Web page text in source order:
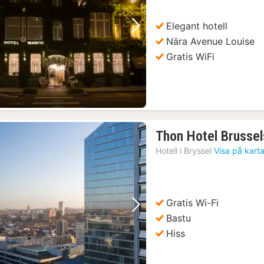
Föregående bild Nästa bild
Elegant hotell
Nära Avenue Louise
Gratis WiFi
Föregående bild Nästa bild
Thon Hotel
Hotell i Bryssel Visa på
Gratis Wi-Fi
Bastu
Hiss